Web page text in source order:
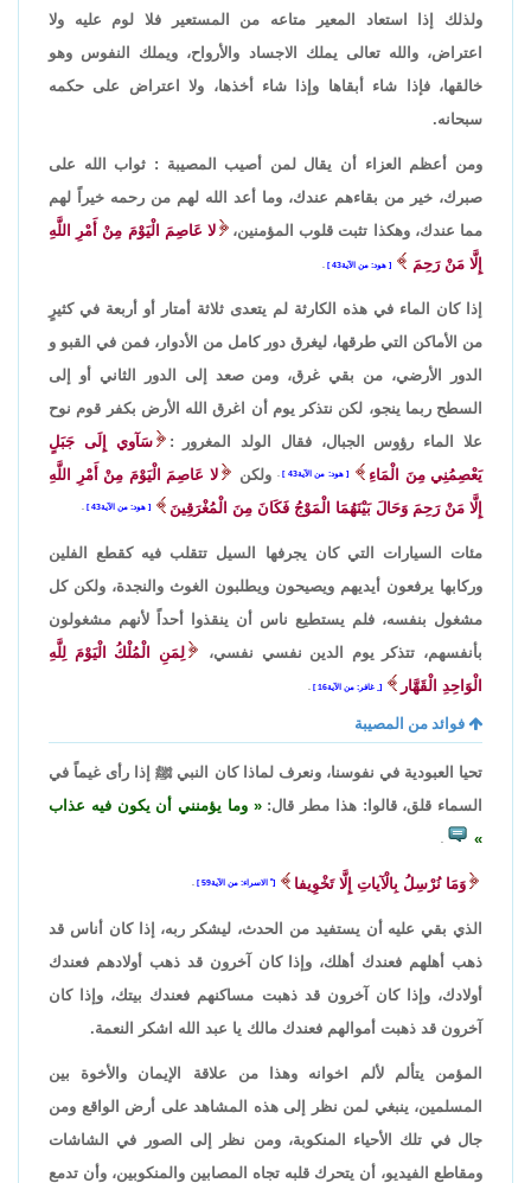
ولذلك إذا استعاد المعير متاعه من المستعير فلا لوم عليه ولا
اعتراض، والله تعالى يملك الاجساد والأرواح، ويملك النفوس وهو
خالقها، فإذا شاء أبقاها وإذا شاء أخذها، ولا اعتراض على حكمه
سبحانه.
ومن أعظم العزاء أن يقال لمن أصيب المصيبة : ثواب الله على
صبرك، خير من بقاءهم عندك، وما أعد الله لهم من رحمه خيراً لهم
مما عندك، وهكذا تثبت قلوب المؤمنين،
لا عَاصِمَ الْيَوْمَ مِنْ أَمْرِ اللَّهِ
إِلَّا مَنْ رَحِمَ
هود: من الآية43
إذا كان الماء في هذه الكارثة لم يتعدى ثلاثة أمتار أو أربعة في كثيرٍ
من الأماكن التي طرقها، ليغرق دور كامل من الأدوار، فمن في القبو و
الدور الأرضي، من بقي غرق، ومن صعد إلى الدور الثاني أو إلى
السطح ربما ينجو، لكن نتذكر يوم أن اغرق الله الأرض بكفر قوم نوح
علا الماء رؤوس الجبال، فقال الولد المغرور :
سَآوي إِلَى جَبَلٍ
يَعْصِمُنِي مِنَ الْمَاءِ
هود: من الآية43 . ولكن
لا عَاصِمَ الْيَوْمَ مِنْ أَمْرِ اللَّهِ
إِلَّا مَنْ رَحِمَ وَحَالَ بَيْنَهُمَا الْمَوْجُ فَكَانَ مِنَ الْمُغْرَقِينَ
هود: من الآية43 .
مئات السيارات التي كان يجرفها السيل تتقلب فيه كقطع الفلين
وركابها يرفعون أيديهم ويصيحون ويطلبون الغوث والنجدة، ولكن كل
مشغول بنفسه، فلم يستطيع ناس أن ينقذوا أحداً لأنهم مشغولون
بأنفسهم، تتذكر يوم الدين نفسي نفسي،
لِمَنِ الْمُلْكُ الْيَوْمَ لِلَّهِ
الْوَاحِدِ الْقَهَّار
ِ غافر: من الآية16
فوائد من المصيبة
تحيا العبودية في نفوسنا، ونعرف لماذا كان النبي ﷺ إذا رأى غيماً في
السماء قلق، قالوا: هذا مطر قال:
وما يؤمنني أن يكون فيه عذاب
وَمَا نُرْسِلُ بِالْآياتِ إِلَّا تَخْوِيفا ً الاسراء: من الآية59 .
الذي بقي عليه أن يستفيد من الحدث، ليشكر ربه، إذا كان أناس قد
ذهب أهلهم فعندك أهلك، وإذا كان آخرون قد ذهب أولادهم فعندك
أولادك، وإذا كان آخرون قد ذهبت مساكنهم فعندك بيتك، وإذا كان
آخرون قد ذهبت أموالهم فعندك مالك يا عبد الله اشكر النعمة.
المؤمن يتألم لألم اخوانه وهذا من علاقة الإيمان والأخوة بين
المسلمين، ينبغي لمن نظر إلى هذه المشاهد على أرض الواقع ومن
جال في تلك الأحياء المنكوبة، ومن نظر إلى الصور في الشاشات
ومقاطع الفيديو، أن يتحرك قلبه تجاه المصابين والمنكوبين، وأن تدمع